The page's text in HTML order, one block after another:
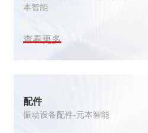
本智能
查看更多
配件
振动设备配件-元本智能